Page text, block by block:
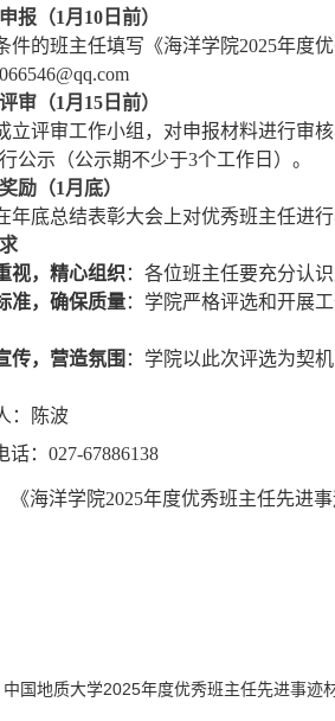
报（1 月 10 日前）
件的班主任填写《海洋学院2025年度
审（1 月 15 日前）
立评审工作小组，对申报材料进行审
公示（公示期不少于3个工作日）。
励（1 月 底）
年底总结表彰大会上对优秀班主任进
视，精心组织 ：各位班主任要充分认
准，确保质量：学院严格评选和开展
传，营造氛围 ：学院以此次评选为契
：陈波
话：027-67886138
《海洋学院2025年度优秀班主任先进事
中国地质大学2025年度优秀班主任先进事迹